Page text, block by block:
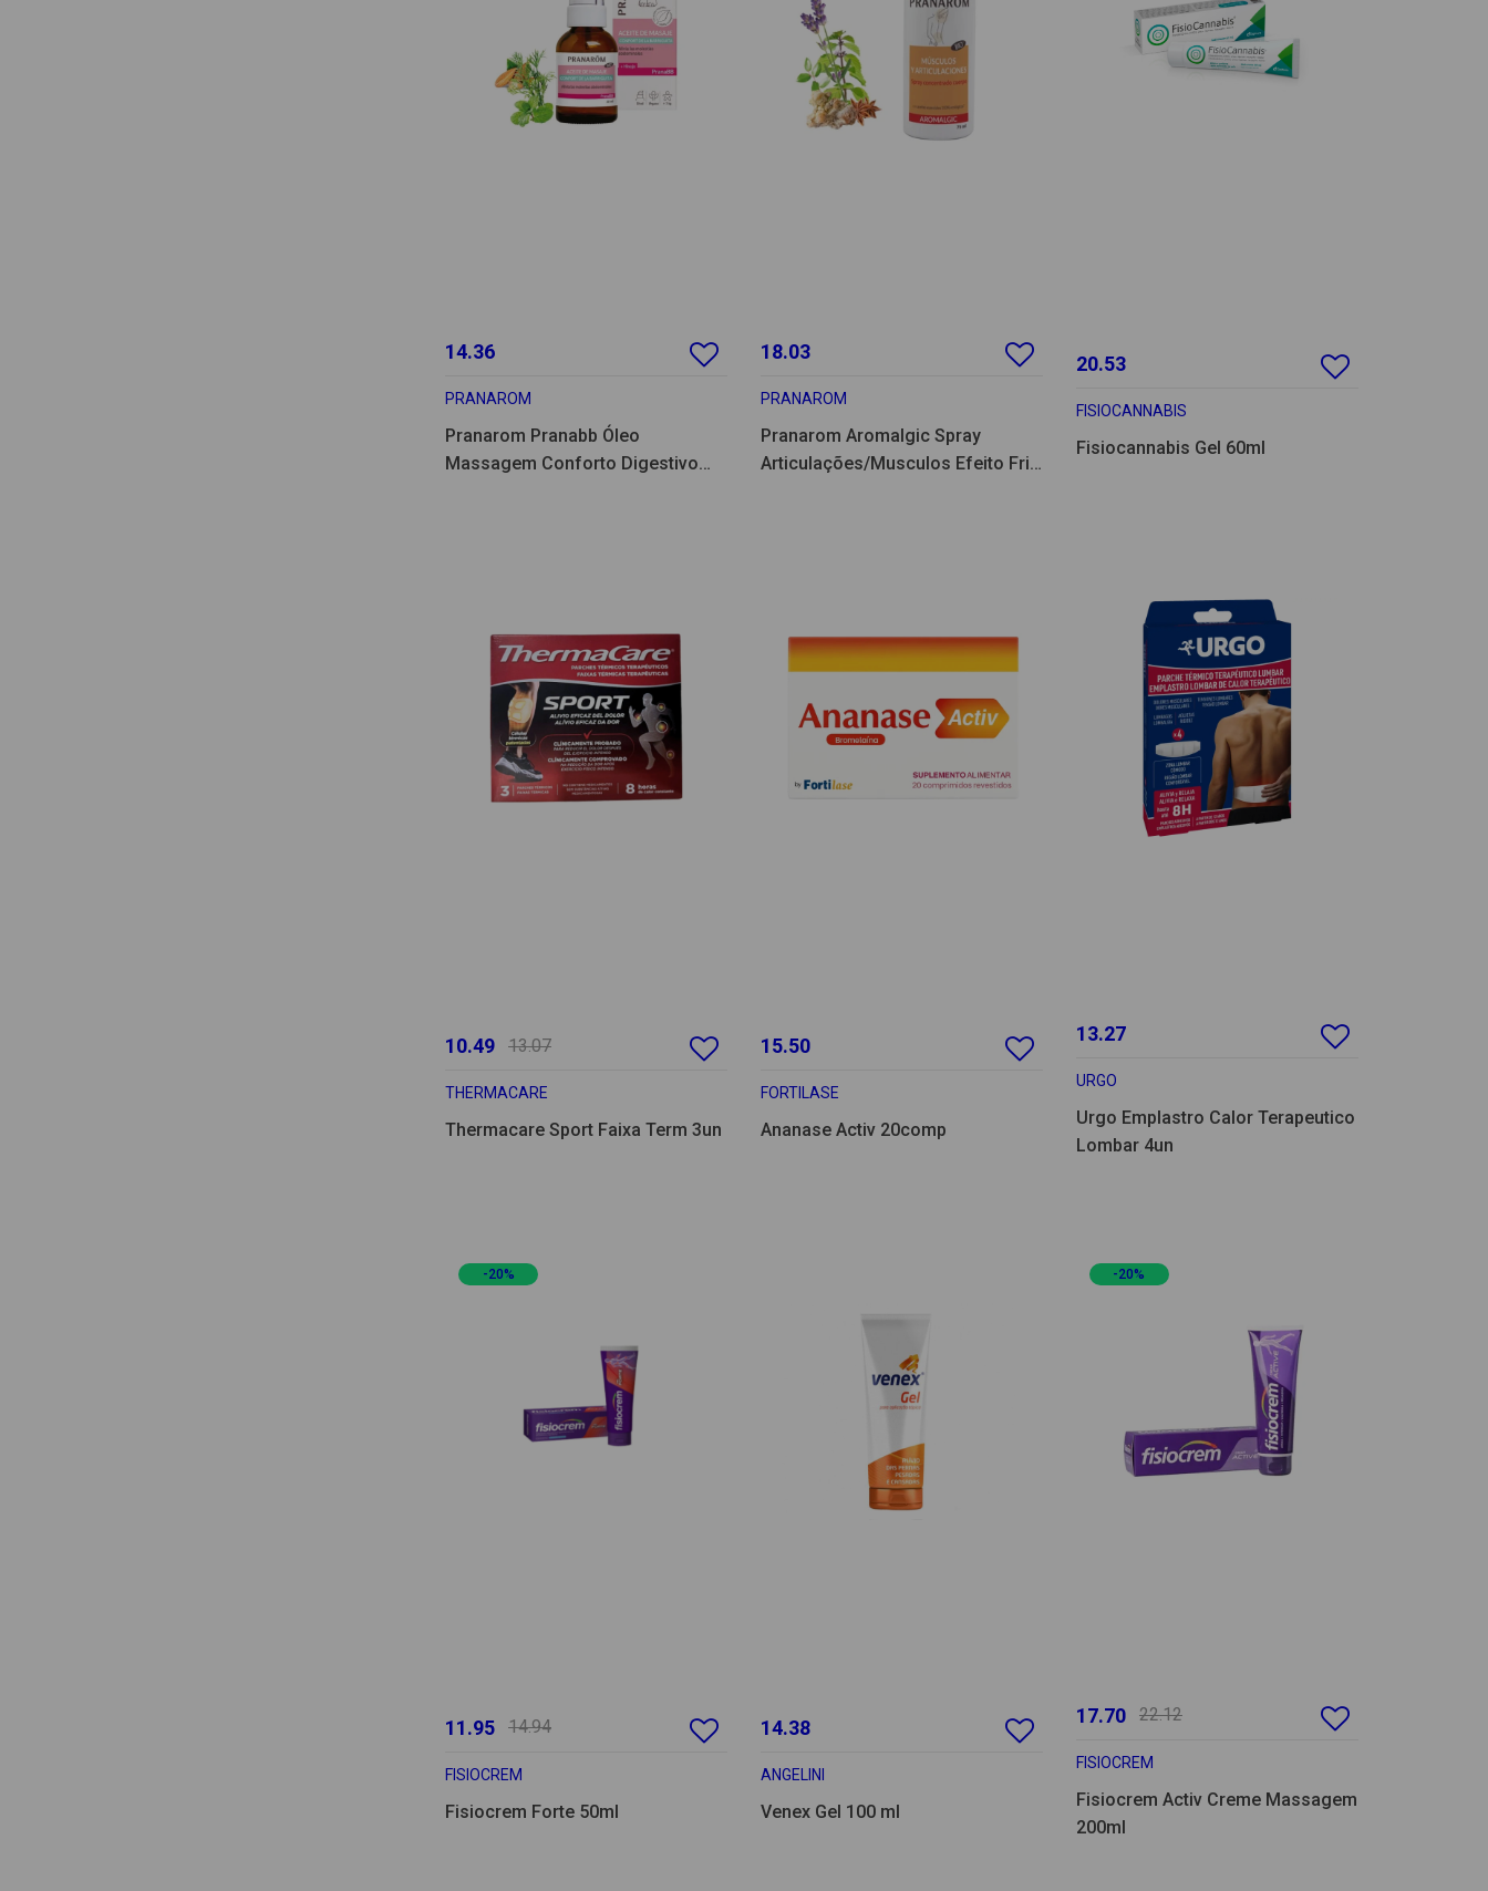
14.36
PRANAROM
Pranarom Pranabb Óleo
Massagem Conforto Digestivo
18.03
PRANAROM
Pranarom Aromalgic Spray
Articulações/Musculos Efeito Frio
20.53
FISIOCANNABIS
Fisiocannabis Gel 60ml
10.49 13.07
THERMACARE
Thermacare Sport Faixa Term 3un
15.50
FORTILASE
Ananase Activ 20comp
13.27
URGO
Urgo Emplastro Calor Terapeutico
Lombar 4un
-20%
11.95 14.94
FISIOCREM
Fisiocrem Forte 50ml
14.38
ANGELINI
Venex Gel 100 ml
-20%
17.70 22.12
FISIOCREM
Fisiocrem Activ Creme Massagem
200ml